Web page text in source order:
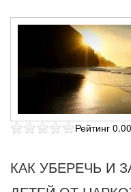
Рейтинг
КАК УБЕРЕЧЬ И